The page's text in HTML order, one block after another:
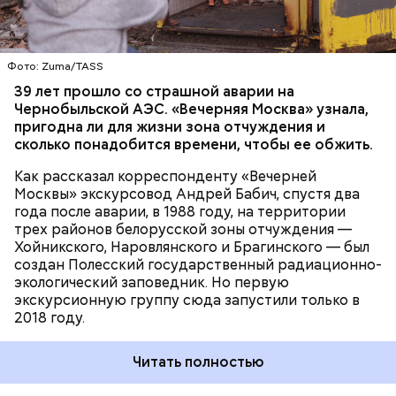
Фото: Zuma/TASS
39 лет прошло со страшной аварии на
Чернобыльской АЭС. «Вечерняя Москва» узнала,
пригодна ли для жизни зона отчуждения и
сколько понадобится времени, чтобы ее обжить.
Как рассказал корреспонденту «Вечерней
Москвы» экскурсовод Андрей Бабич, спустя два
года после аварии, в 1988 году, на территории
трех районов белорусской зоны отчуждения —
Хойникского, Наровлянского и Брагинского — был
создан Полесский государственный радиационно-
экологический заповедник. Но первую
экскурсионную группу сюда запустили только в
2018 году.
территория под защитой, здесь строгий
пропускной режим и круглосуточное наблюдение,
— отметил Бабич.
Читать полностью
БЕЛАРУСЬ ЧЕРНОБЫЛЬ
Каждый год — в зависимости от того, какие
события происходят в мире, — ученые,
нобелевские лауреаты и специалисты по ядерной
безопасности из экспертного совета «Бюллетеня
ученых-атомщиков» принимают решение о
перевода на полминуты вперед послужили как
ухудшающиеся отношения между ядерными
Часы Судного дня — прибыльный
проект